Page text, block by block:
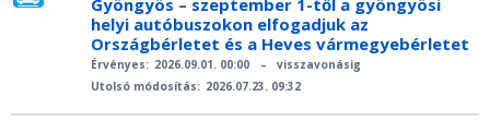
Gyöngyös – szeptember 1-től a gyöngyösi
helyi autóbuszokon elfogadjuk az
Országbérletet és a Heves vármegyebérletet
Érvényes: 2026.09.01. 00:00 –
visszavonásig
Utolsó módosítás: 2026.07.23. 09:32